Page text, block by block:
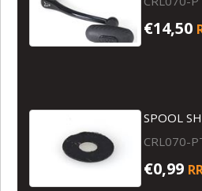
€14,50
SPOOL
CRL070-
€0,99